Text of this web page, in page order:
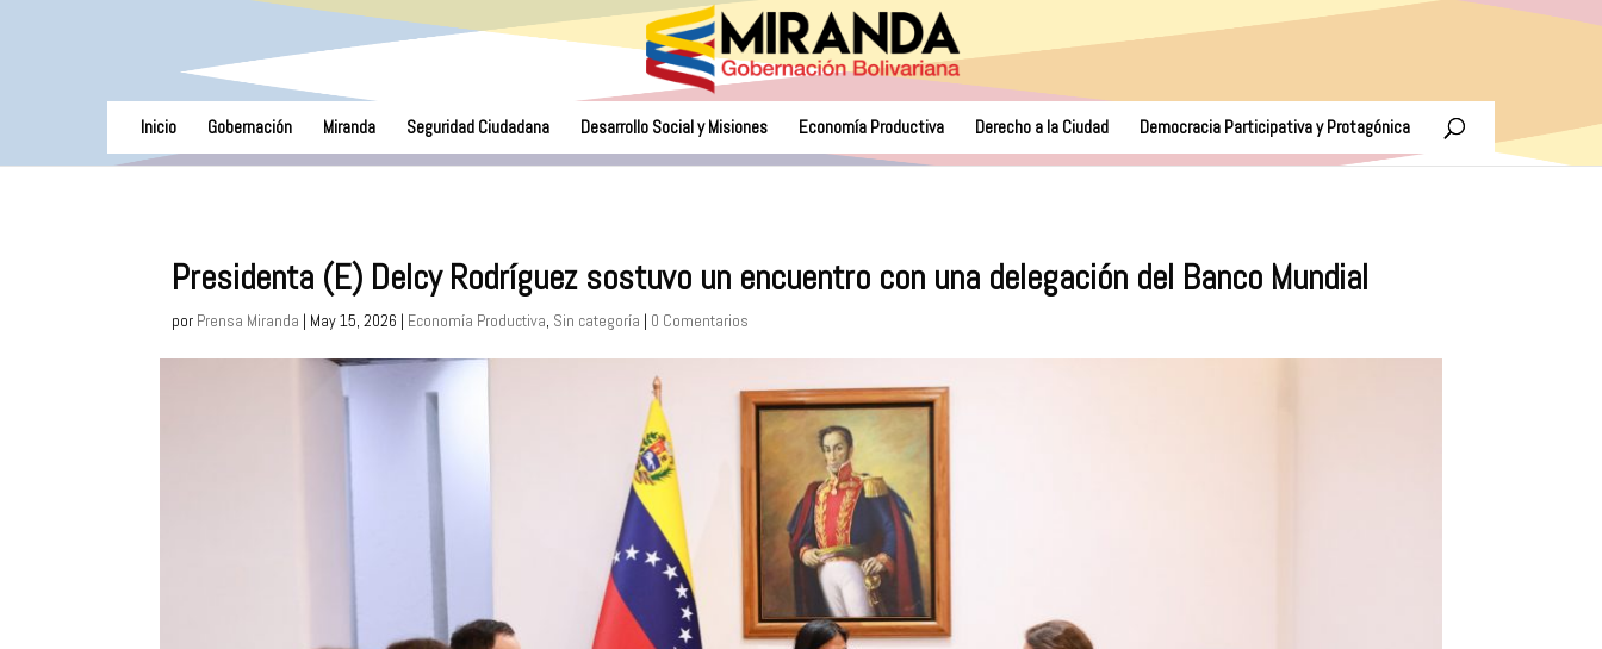
Inicio Gobernación Miranda Seguridad Ciudadana Desarrollo Social y Misiones Economía Productiva Derecho a la Ciudad Democracia Participativa y Protagónica
Presidenta (E) Delcy Rodríguez sostuvo un encuentro con una delegación del Banco Mundial
por Prensa Miranda | May 15, 2026 | Economía Productiva, Sin categoría | 0 Comentarios